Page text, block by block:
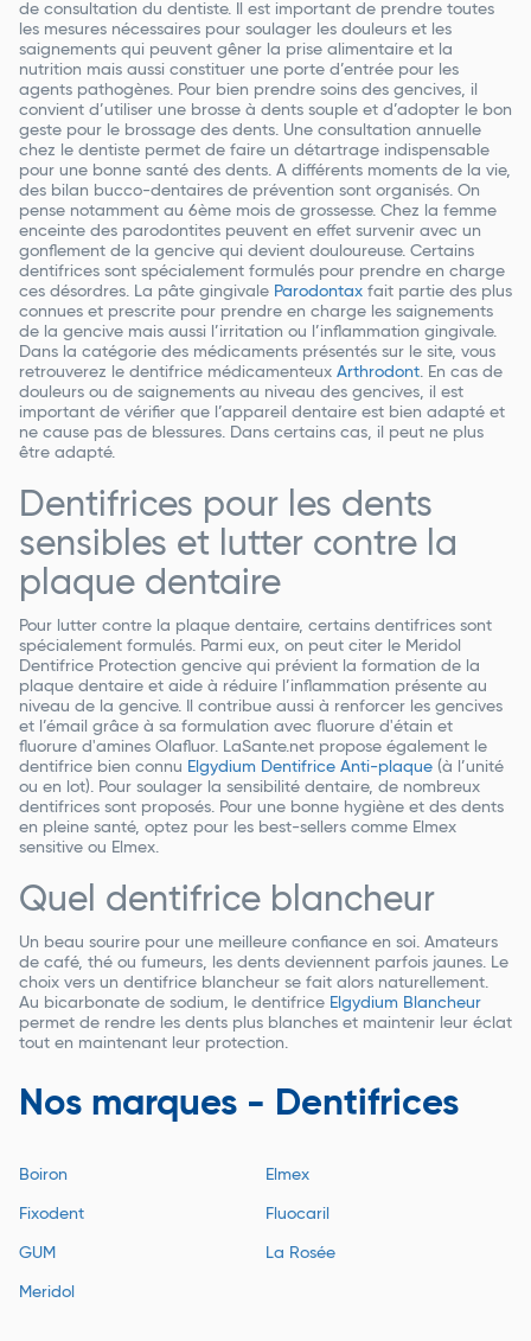
de consultation du dentiste. Il est important de prendre toutes
les mesures nécessaires pour soulager les douleurs et les
saignements qui peuvent gêner la prise alimentaire et la
nutrition mais aussi constituer une porte d’entrée pour les
agents pathogènes. Pour bien prendre soins des gencives, il
convient d’utiliser une brosse à dents souple et d’adopter le bon
geste pour le brossage des dents. Une consultation annuelle
chez le dentiste permet de faire un détartrage indispensable
pour une bonne santé des dents. A différents moments de la vie,
des bilan bucco-dentaires de prévention sont organisés. On
pense notamment au 6ème mois de grossesse. Chez la femme
enceinte des parodontites peuvent en effet survenir avec un
gonflement de la gencive qui devient douloureuse. Certains
dentifrices sont spécialement formulés pour prendre en charge
ces désordres. La pâte gingivale Parodontax fait partie des plus
connues et prescrite pour prendre en charge les saignements
de la gencive mais aussi l’irritation ou l’inflammation gingivale.
Dans la catégorie des médicaments présentés sur le site, vous
retrouverez le dentifrice médicamenteux Arthrodont. En cas de
douleurs ou de saignements au niveau des gencives, il est
important de vérifier que l’appareil dentaire est bien adapté et
ne cause pas de blessures. Dans certains cas, il peut ne plus
être adapté.
Dentifrices pour les dents
sensibles et lutter contre la
plaque dentaire
Pour lutter contre la plaque dentaire, certains dentifrices sont
spécialement formulés. Parmi eux, on peut citer le Meridol
Dentifrice Protection gencive qui prévient la formation de la
plaque dentaire et aide à réduire l’inflammation présente au
niveau de la gencive. Il contribue aussi à renforcer les gencives
et l’émail grâce à sa formulation avec fluorure d'étain et
fluorure d'amines Olafluor. LaSante.net propose également le
dentifrice bien connu Elgydium Dentifrice Anti-plaque (à l’unité
ou en lot). Pour soulager la sensibilité dentaire, de nombreux
dentifrices sont proposés. Pour une bonne hygiène et des dents
en pleine santé, optez pour les best-sellers comme Elmex
sensitive ou Elmex.
Quel dentifrice blancheur
Un beau sourire pour une meilleure confiance en soi. Amateurs
de café, thé ou fumeurs, les dents deviennent parfois jaunes. Le
choix vers un dentifrice blancheur se fait alors naturellement.
Au bicarbonate de sodium, le dentifrice Elgydium Blancheur
permet de rendre les dents plus blanches et maintenir leur éclat
tout en maintenant leur protection.
Nos marques - Dentifrices
Boiron Elmex
Fixodent Fluocaril
GUM La Rosée
Meridol